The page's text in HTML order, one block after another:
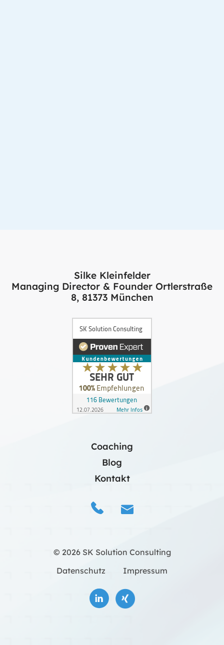
Silke Kleinfelder
Managing Director & Founder Ortlerstraße
8, 81373 München
Coaching
Blog
Kontakt
© 2026 SK Solution Consulting
Datenschutz
Impressum